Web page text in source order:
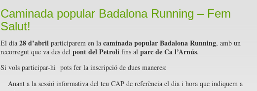
Caminada popular Badalona Running – Fem
Salut!
El dia 28 d’abrilparticiparem en la caminada popular Badalona Running, amb un
recorregut que va des delpont del Petrolifins al parc de Ca l’Arnús.
Si vols participar-hi pots fer la inscripció de dues maneres:
Anant a la sessió informativa del teu CAP de referència el dia i hora que indiquem a